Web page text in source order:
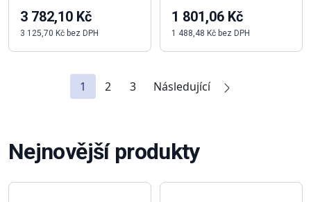
3 782,10 Kč
3 125,70 Kč bez DPH
1 801,06 Kč
1 488,48 Kč bez DPH
1 2 3 Následující
Nejnovější produkty